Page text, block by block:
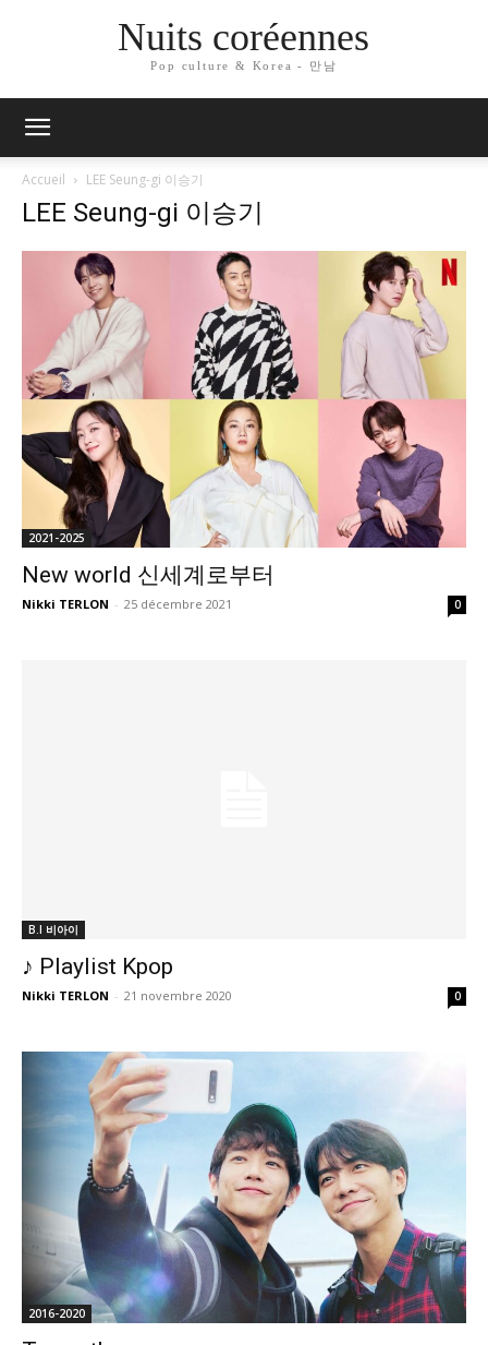
Nuits coréennes
Pop culture & Korea - 만남
Accueil LEE Seung-gi 이승기
LEE Seung-gi 이승기
2021-2025
New world 신세계로부터
Nikki TERLON - 25 décembre 2021 0
B.I 비아이
♪ Playlist Kpop
Nikki TERLON - 21 novembre 2020 0
2016-2020